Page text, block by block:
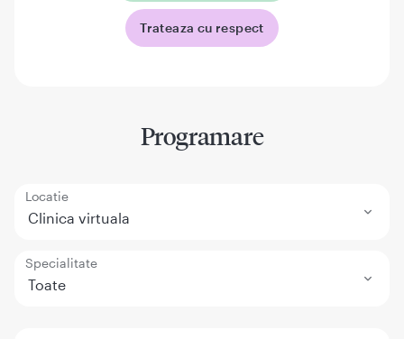
Trateaza cu respect
Programare
Locatie
Clinica virtuala
Specialitate
Toate